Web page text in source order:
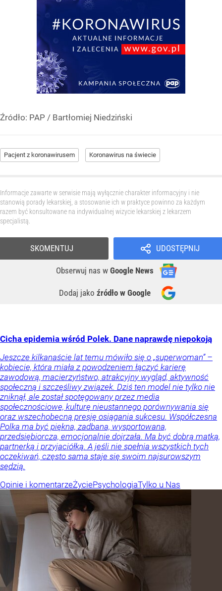
Źródło: PAP / Bartłomiej Niedziński
Pacjent z koronawirusem Koronawirus na świecie
Informacje zawarte w serwisie mają wyłącznie charakter informacyjny i nie
stanowią porady lekarskiej, a stosowanie ich w praktyce powinno za każdym
razem być konsultowane na indywidualnej wizycie lekarskiej z lekarzem
specjalistą.
UDOSTĘPNIJ
Obserwuj nas w Google News
Dodaj jako źródło w Google
SKOMENTUJ
Cicha epidemia wśród Polek. Dane naprawdę niepokoją
Jeszcze kilkanaście lat temu mówiło się o „superwoman” –
kobiecie, która miała z powodzeniem łączyć karierę
zawodową, macierzyństwo, atrakcyjny wygląd, aktywność
społeczną i szczęśliwy związek. Dziś ten model nie tylko nie
zniknął, ale został spotęgowany przez media
społecznościowe, kulturę nieustannego porównywania się
oraz wszechobecną presję osiągania sukcesu. Współczesna
Polka ma być piękna, zadbana, wysportowana,
przedsiębiorcza, emocjonalnie dojrzała. Ma być dobrą matką,
partnerką i przyjaciółką. A jeśli nie spełnia wszystkich tych
oczekiwań, często sama staje się swoim najsurowszym
sędzią.
Opinie i komentarzeŻyciePsychologiaTylko u Nas